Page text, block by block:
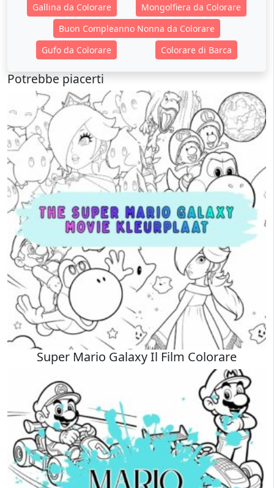
Gallina da Colorare
Mongolfiera da Colorare
Buon Compleanno Nonna da Colorare
Gufo da Colorare
Colorare di Barca
Potrebbe piacerti
Super Mario Galaxy Il Film Colorare